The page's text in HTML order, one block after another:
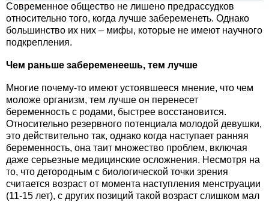
Современное общество не лишено предрассудков
относительно того, когда лучше забеременеть. Однако
большинство их них – мифы, которые не имеют научного
подкрепления.
Чем раньше забеременеешь, тем лучше
Многие почему-то имеют устоявшееся мнение, что чем
моложе организм, тем лучше он перенесет
беременность с родами, быстрее восстановится.
Относительно резервного потенциала молодой девушки,
это действительно так, однако когда наступает ранняя
беременность, она таит множество проблем, включая
даже серьезные медицинские осложнения. Несмотря на
то, что детородным с биологической точки зрения
считается возраст от момента наступления менструации
(11-15 лет), с других позиций такой возраст слишком мал